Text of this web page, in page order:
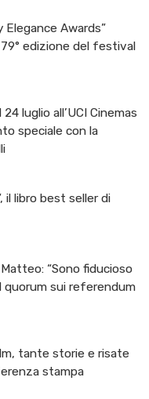
Elegance Awards”
edizione del festival
24 luglio all’UCI Cinemas
speciale con la
il libro best seller di
“Sono fiducioso
quorum sui referendum
tante storie e risate
stampa